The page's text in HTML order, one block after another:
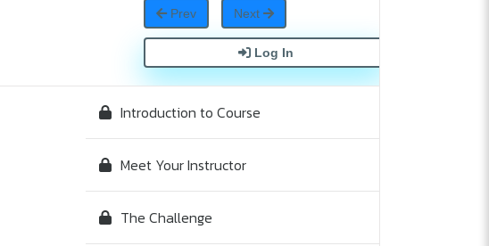
Prev Next
Log In
Introduction to Course
Meet Your Instructor
The Challenge